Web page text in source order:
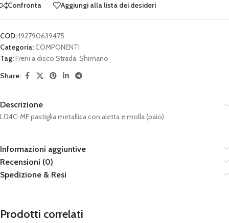
Confronta Aggiungi alla lista dei desideri
COD:192790639475
Categoria:COMPONENTI
Tag:Freni a disco Strada, Shimano
Share:
Descrizione
L04C-MF pastiglia metallica con aletta e molla (paio)
Informazioni aggiuntive
Recensioni (0)
Spedizione & Resi
Prodotti correlati